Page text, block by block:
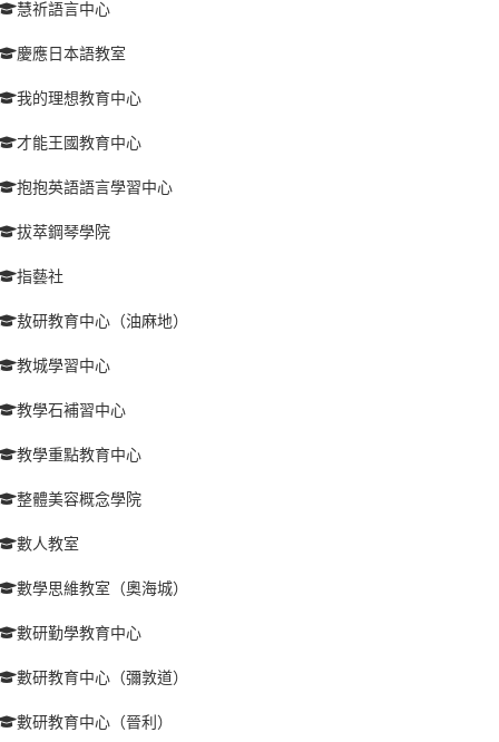
慧祈語言中心
慶應日本語教室
我的理想教育中心
才能王國教育中心
抱抱英語語言學習中心
拔萃鋼琴學院
指藝社
敖研教育中心（油麻地）
教城學習中心
教學石補習中心
教學重點教育中心
整體美容概念學院
數人教室
數學思維教室（奧海城）
數研勤學教育中心
數研教育中心（彌敦道）
數研教育中心（晉利）